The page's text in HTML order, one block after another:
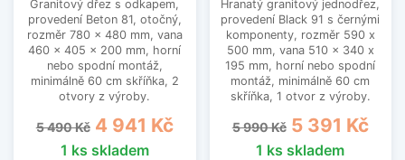
Granitový dřez s odkapem,
provedení Beton 81, otočný,
rozměr 780 x 480 mm, vana
460 x 405 x 200 mm, horní
nebo spodní montáž,
minimálně 60 cm skříňka, 2
otvory z výroby.
Běžná cena
5 490 Kč Cena
4 941 Kč
1 ks skladem
Hranatý granitový jednodřez,
provedení Black 91 s černými
komponenty, rozměr 590 x
500 mm, vana 510 x 340 x
195 mm, horní nebo spodní
montáž, minimálně 60 cm
skříňka, 1 otvor z výroby.
Běžná cena
5 990 Kč Cena
5 391 Kč
1 ks skladem